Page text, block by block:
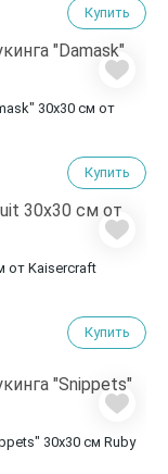
Купить
30х30 см от
Купить
от Kaisercraft
Купить
30х30 см Ruby